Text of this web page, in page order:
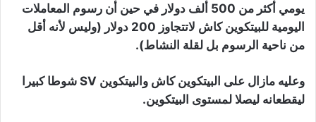
يومي أكثر من 500 ألف دولار في حين أن رسوم المعاملات
اليومية للبيتكوين كاش لاتتجاوز 200 دولار (وليس لأنه أقل
من ناحية الرسوم بل لقلة النشاط).
وعليه مازال على البيتكوين كاش والبيتكوين SV شوطا كبيرا
ليقطعانه ليصلا لمستوى البيتكوين.